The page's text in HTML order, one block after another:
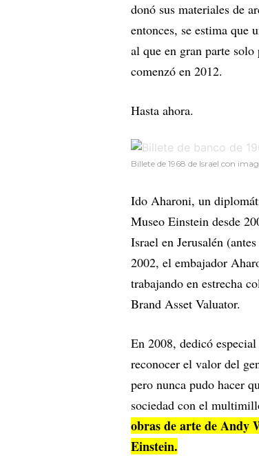
donó sus materiales de
entonces, se estima que
al que en gran parte
comenzó en 2012.
Hasta ahora.
Billete de 1968 de Israel con
Ido Aharoni, un
Museo Einstein desde
Israel en Jerusalén
2002, el embajador
trabajando en estrecha
Brand Asset Valuator.
En 2008, dedicó
reconocer el valor del
pero nunca pudo hacer
sociedad con el
obras de arte de Andy
Einstein.